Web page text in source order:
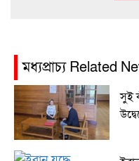
মধ্যপ্রাচ্য Related
সুই